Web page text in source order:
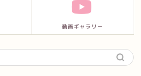
動画ギャラリー